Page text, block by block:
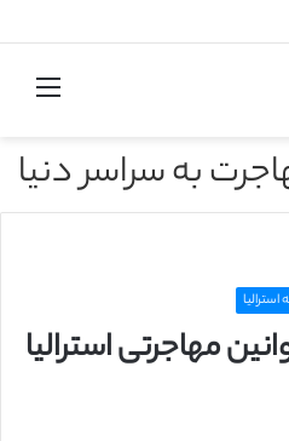
به سراسر دنیا
مهاجرتی استرالیا